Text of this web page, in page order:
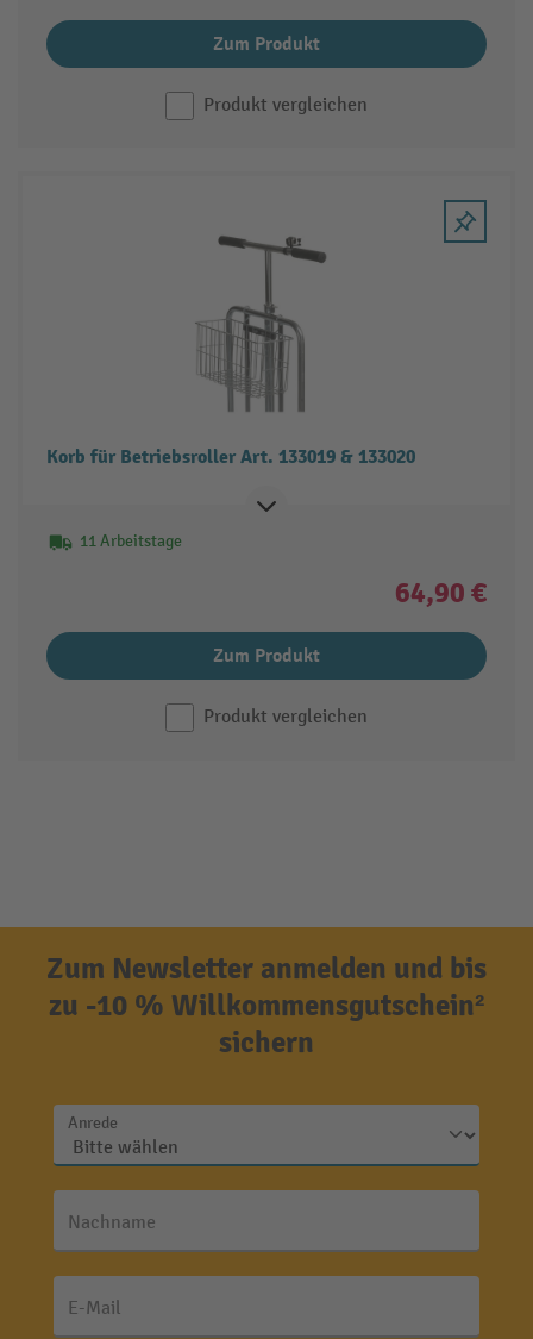
Zum Produkt
Produkt vergleichen
Korb für Betriebsroller Art. 133019 & 133020
11 Arbeitstage
64,90 €
Zum Produkt
Produkt vergleichen
Zum Newsletter anmelden und bis
zu -10 % Willkommensgutschein²
sichern
Anrede
Nachname
E-Mail